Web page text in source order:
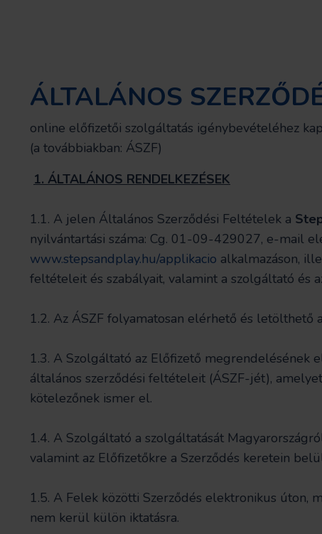
ÁLTALÁNOS
online előfizetői szolgáltatás igénybevételéhez
(a továbbiakban: ÁSZF)
1. ÁLTALÁNOS RENDELKEZÉSEK
1.1. A jelen Általános Szerződési Feltételek a
nyilvántartási száma: Cg. 01-09-429027, e-mail
www.stepsandplay.hu/applikacio alkalmazáson,
feltételeit és szabályait, valamint a szolgáltató és
1.2. Az ÁSZF folyamatosan elérhető és letölthető
1.3. A Szolgáltató az Előfizető megrendelésének
általános szerződési feltételeit (ÁSZF-jét),
kötelezőnek ismer el.
1.4. A Szolgáltató a szolgáltatását
valamint az Előfizetőkre a Szerződés keretein
1.5. A Felek közötti Szerződés elektronikus úton,
nem kerül külön iktatásra.